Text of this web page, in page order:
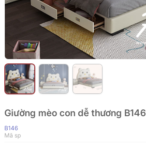
Giường mèo con dễ thương B146
B146
Mã sp